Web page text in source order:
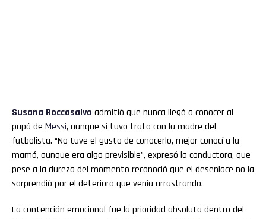
Susana Roccasalvo admitió que nunca llegó a conocer al
papá de Messi, aunque sí tuvo trato con la madre del
futbolista. “No tuve el gusto de conocerlo, mejor conocí a la
mamá, aunque era algo previsible”, expresó la conductora, que
pese a la dureza del momento reconoció que el desenlace no la
sorprendió por el deterioro que venía arrastrando.
La contención emocional fue la prioridad absoluta dentro del